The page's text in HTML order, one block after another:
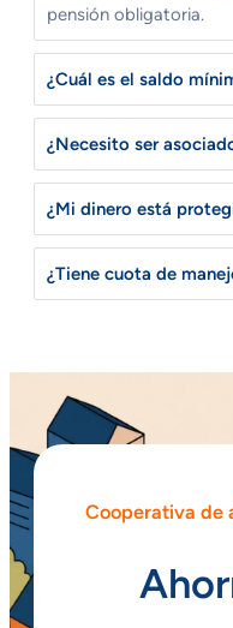
pensión obligatoria.
¿Cuál es el saldo
¿Necesito ser
¿Mi dinero está
¿Tiene cuota de
Cooperativa de